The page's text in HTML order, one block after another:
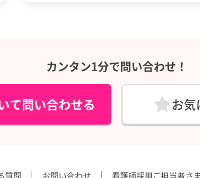
カンタン1分で問い合わせ！
て問い合わせる お
質問 お問い合わせ 看護師採用ご担当者さ